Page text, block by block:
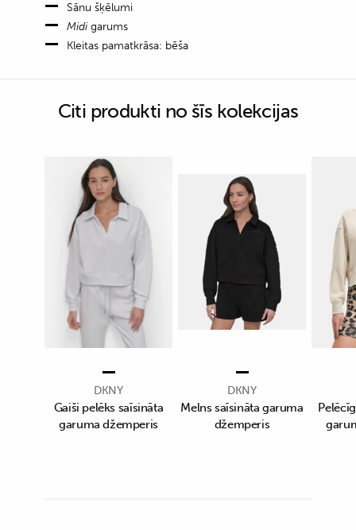
Sānu šķēlumi
Midigarums
Kleitas pamatkrāsa: bēša
Citi produkti no šīs kolekcijas
DKNY
Gaiši pelēks saīsināta
garuma džemperis
DKNY
Melns saīsināta garuma
džemperis